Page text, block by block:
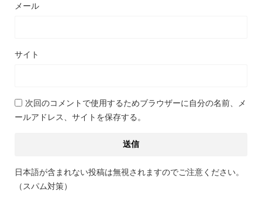
メール
サイト
次回のコメントで使用するためブラウザーに自分の名前、メ
ールアドレス、サイトを保存する。
日本語が含まれない投稿は無視されますのでご注意ください。
（スパム対策）